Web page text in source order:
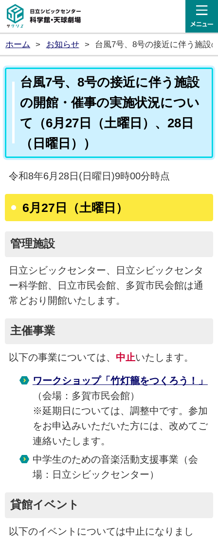
日立シビックセンター科学館
ホーム > お知らせ > 台風7号、8号の接近に伴う施設
台風7号、8号の接近に伴う施設
の開館・催事の実施状況につい
て（6月27日（土曜日）、28日
（日曜日））
令和8年6月28日(日曜日)9時00分時点
6月27日（土曜日）
管理施設
日立シビックセンター、日立シビックセンタ
ー科学館、日立市民会館、多賀市民会館は通
常どおり開館いたします。
主催事業
以下の事業については、 中止いたします。
ワークショップ「竹灯籠をつくろう！」
（会場：多賀市民会館）
※延期日については、調整中です。参加
をお申込みいただいた方には、改めてご
連絡いたします。
中学生のための音楽活動支援事業（会
場：日立シビックセンター）
貸館イベント
以下のイベントについては中止になりまし